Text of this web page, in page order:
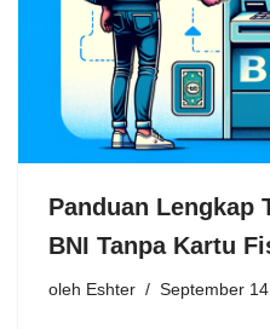
Panduan Lengkap
BNI Tanpa Kartu
oleh Eshter September